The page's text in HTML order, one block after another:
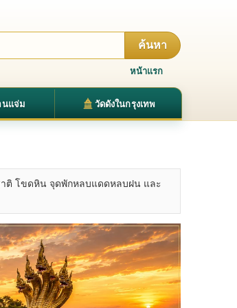
ค้นหา
หน้าแรก
นแจ่ม วัดดังในกรุงเทพ
าติ โขดหิน จุดพักหลบแดดหลบฝน และ